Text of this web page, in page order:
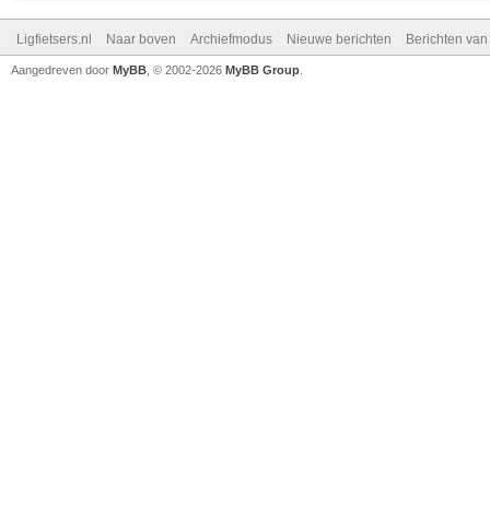
Ligfietsers.nl Naar boven Archiefmodus Nieuwe berichten Berichten
Aangedreven door MyBB , © 2002-2026 MyBB Group